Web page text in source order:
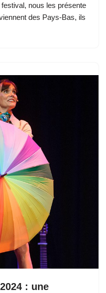
nous les présente
des Pays-Bas, ils
: une